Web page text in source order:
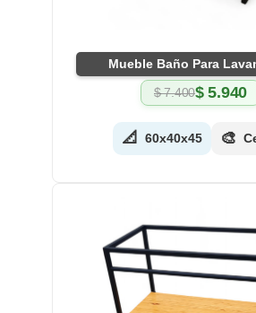
Mueble Baño Para
$7.400 El
original
era:
$5.940
El
actual
es:
📐 60x40x45 🎨